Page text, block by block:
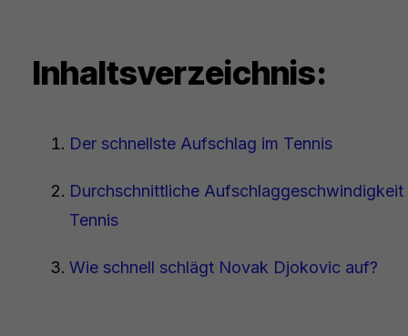
Inhaltsverzeichnis:
Der schnellste Aufschlag im Tennis
Durchschnittliche Aufschlaggeschwindigkeit
Tennis
Wie schnell schlägt Novak Djokovic auf?